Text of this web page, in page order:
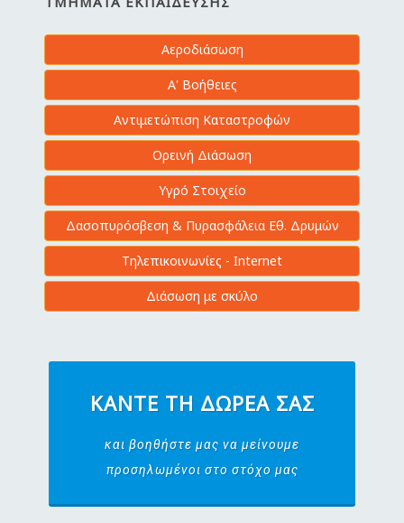
Αεροδιάσωση
Α' Βοήθειες
Αντιμετώπιση Καταστροφών
Ορεινή Διάσωση
Υγρό Στοιχείο
Δασοπυρόσβεση & Πυρασφάλεια Εθ. Δρυμών
Τηλεπικοινωνίες - Internet
Διάσωση με σκύλο
ΚΆΝΤΕ ΤΗ ΔΩΡΕΆ ΣΑΣ
και βοηθήστε μας να μείνουμε
προσηλωμένοι στο στόχο μας